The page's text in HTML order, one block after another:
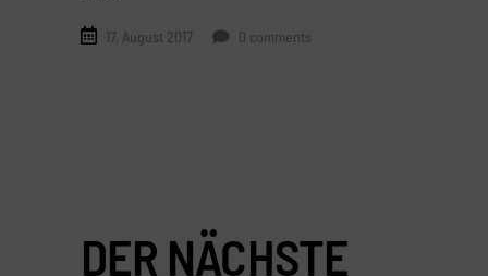
17. August 2017 0 comments
DER NÄCHSTE